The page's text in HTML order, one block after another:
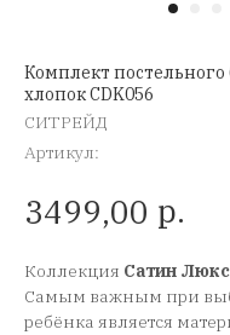
Комплект постельного
хлопок CDK056
СИТРЕЙД
Артикул:
3499,00 р.
Коллекция Сатин Люкс
Самым важным при
ребёнка является